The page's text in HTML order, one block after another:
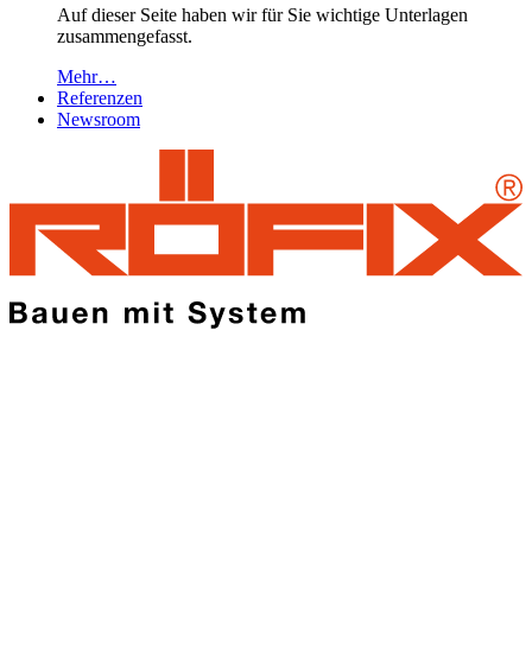
Auf dieser Seite haben wir für Sie wichtige Unterlagen
zusammengefasst.
Mehr…
Referenzen
Newsroom